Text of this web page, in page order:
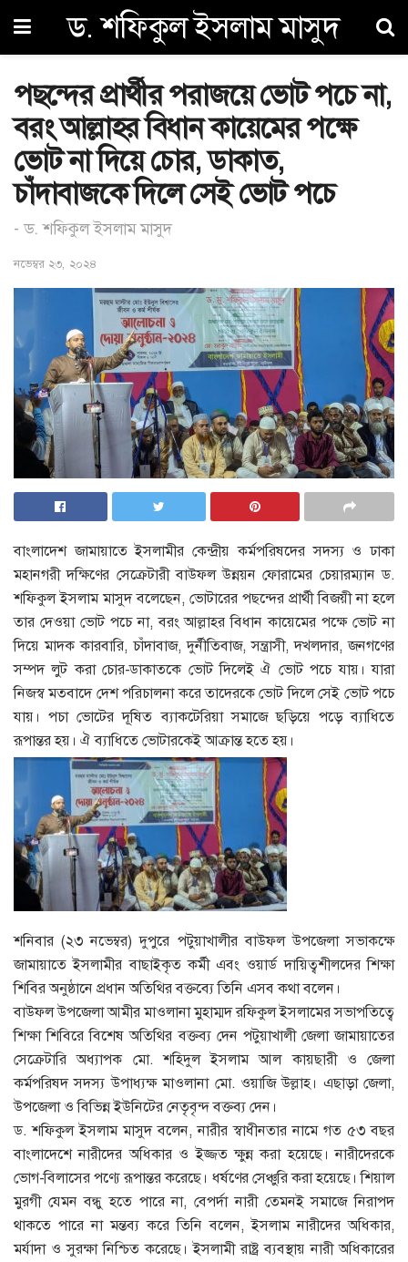
ড. শফিকুল ইসলাম মাসুদ
পছন্দের প্রার্থীর পরাজয়ে ভোট পচে না,
বরং আল্লাহর বিধান কায়েমের পক্ষে
ভোট না দিয়ে চোর, ডাকাত,
চাঁদাবাজকে দিলে সেই ভোট পচে
- ড. শফিকুল ইসলাম মাসুদ
নভেম্বর ২৩, ২০২৪
বাংলাদেশ জামায়াতে ইসলামীর কেন্দ্রীয় কর্মপরিষদের সদস্য ও ঢাকা
মহানগরী দক্ষিণের সেক্রেটারী বাউফল উন্নয়ন ফোরামের চেয়ারম্যান ড.
শফিকুল ইসলাম মাসুদ বলেছেন, ভোটারের পছন্দের প্রার্থী বিজয়ী না হলে
তার দেওয়া ভোট পচে না, বরং আল্লাহর বিধান কায়েমের পক্ষে ভোট না
দিয়ে মাদক কারবারি, চাঁদাবাজ, দুর্নীতিবাজ, সন্ত্রাসী, দখলদার, জনগণের
সম্পদ লুট করা চোর-ডাকাতকে ভোট দিলেই ঐ ভোট পচে যায়। যারা
নিজস্ব মতবাদে দেশ পরিচালনা করে তাদেরকে ভোট দিলে সেই ভোট পচে
যায়। পচা ভোটের দূষিত ব্যাকটেরিয়া সমাজে ছড়িয়ে পড়ে ব্যাধিতে
রূপান্তর হয়। ঐ ব্যাধিতে ভোটারকেই আক্রান্ত হতে হয়।
শনিবার (২৩ নভেম্বর) দুপুরে পটুয়াখালীর বাউফল উপজেলা সভাকক্ষে
জামায়াতে ইসলামীর বাছাইকৃত কর্মী এবং ওয়ার্ড দায়িত্বশীলদের শিক্ষা
শিবির অনুষ্ঠানে প্রধান অতিথির বক্তব্যে তিনি এসব কথা বলেন।
বাউফল উপজেলা আমীর মাওলানা মুহাম্মদ রফিকুল ইসলামের সভাপতিত্বে
শিক্ষা শিবিরে বিশেষ অতিথির বক্তব্য দেন পটুয়াখালী জেলা জামায়াতের
সেক্রেটারি অধ্যাপক মো. শহিদুল ইসলাম আল কায়ছারী ও জেলা
কর্মপরিষদ সদস্য উপাধ্যক্ষ মাওলানা মো. ওয়াজি উল্লাহ। এছাড়া জেলা,
উপজেলা ও বিভিন্ন ইউনিটের নেতৃবৃন্দ বক্তব্য দেন।
ড. শফিকুল ইসলাম মাসুদ বলেন, নারীর স্বাধীনতার নামে গত ৫৩ বছর
বাংলাদেশে নারীদের অধিকার ও ইজ্জত ক্ষুন্ন করা হয়েছে। নারীদেরকে
ভোগ-বিলাসের পণ্যে রূপান্তর করেছে। ধর্ষণের সেঞ্চুরি করা হয়েছে। শিয়াল
মুরগী যেমন বন্ধু হতে পারে না, বেপর্দা নারী তেমনই সমাজে নিরাপদ
থাকতে পারে না মন্তব্য করে তিনি বলেন, ইসলাম নারীদের অধিকার,
মর্যাদা ও সুরক্ষা নিশ্চিত করেছে। ইসলামী রাষ্ট্র ব্যবস্থায় নারী অধিকারের